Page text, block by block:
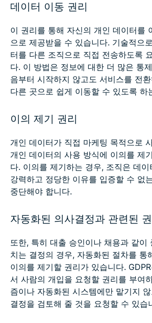
데이터 이동 권리
이 권리를 통해 자신의 개인 데이터를
으로 제공받을 수 있습니다. 기술적으
터를 다른 조직으로 직접 전송하도록
다. 이 방법은 정보에 대한 더 많은 통
음부터 시작하지 않고도 서비스를 전
다른 곳으로 쉽게 이동할 수 있도록 하
이의 제기 권리
개인 데이터가 직접 마케팅 목적으로
개인 데이터의 사용 방식에 이의를 제
다. 이의를 제기하는 경우, 조직은 데
강력하고 정당한 이유를 입증할 수 없
중단해야 합니다.
자동화된 의사결정과 관련된
또한, 특히 대출 승인이나 채용과 같이
치는 결정의 경우, 자동화된 절차를 통
이의를 제기할 권리가 있습니다.
서 사람의 개입을 요청할 권리를 부여
즘이나 자동화된 시스템에만 맡기지
결정을 검토해 줄 것을 요청할 수 있습